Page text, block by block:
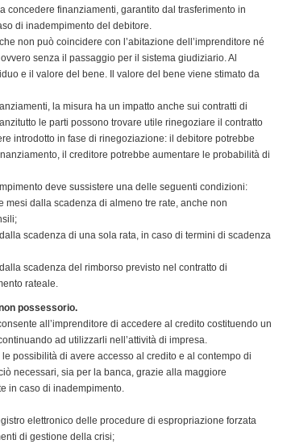
concedere finanziamenti, garantito dal trasferimento in
di inadempimento del debitore.
non può coincidere con l’abitazione dell’imprenditore né
senza il passaggio per il sistema giudiziario. Al
e il valore del bene. Il valore del bene viene stimato da
la misura ha un impatto anche sui contratti di
le parti possono trovare utile rinegoziare il contratto
introdotto in fase di rinegoziazione: il debitore potrebbe
il creditore potrebbe aumentare le probabilità di
deve sussistere una delle seguenti condizioni:
dalla scadenza di almeno tre rate, anche non
scadenza di una sola rata, in caso di termini di scadenza
scadenza del rimborso previsto nel contratto di
rateale.
possessorio.
all’imprenditore di accedere al credito costituendo un
ad utilizzarli nell’attività di impresa.
possibilità di avere accesso al credito e al contempo di
necessari, sia per la banca, grazie alla maggiore
in caso di inadempimento.
elettronico delle procedure di espropriazione forzata
di gestione della crisi;